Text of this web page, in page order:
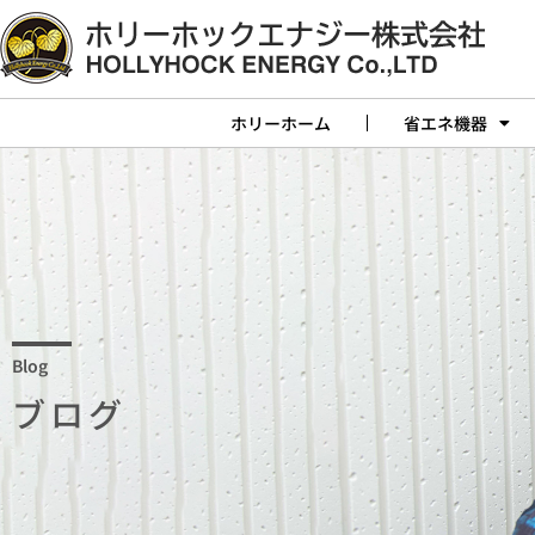
ホリーホーム 省エネ機器
Blog
ブログ